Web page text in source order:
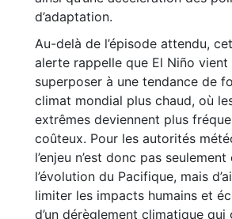
d’adaptation.
Au-delà de l’épisode attendu,
alerte rappelle que El Niño vient
superposer à une tendance de
climat mondial plus chaud, où
extrêmes deviennent plus
coûteux. Pour les autorités
l’enjeu n’est donc pas
l’évolution du Pacifique, mais
limiter les impacts humains et
d’un dérèglement climatique qui